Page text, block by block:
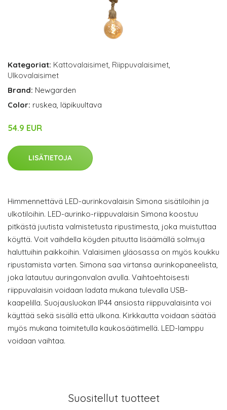
Kategoriat: Kattovalaisimet, Riippuvalaisimet,
Ulkovalaisimet
Brand: Newgarden
Color: ruskea, läpikuultava
54.9 EUR
LISÄTIETOJA
Himmennettävä LED-aurinkovalaisin Simona sisätiloihin ja
ulkotiloihin. LED-aurinko-riippuvalaisin Simona koostuu
pitkästä juutista valmistetusta ripustimesta, joka muistuttaa
köyttä. Voit vaihdella köyden pituutta lisäämällä solmuja
haluttuihin paikkoihin. Valaisimen yläosassa on myös koukku
ripustamista varten. Simona saa virtansa aurinkopaneelista,
joka latautuu auringonvalon avulla. Vaihtoehtoisesti
riippuvalaisin voidaan ladata mukana tulevalla USB-
kaapelilla. Suojausluokan IP44 ansiosta riippuvalaisinta voi
käyttää sekä sisällä että ulkona. Kirkkautta voidaan säätää
myös mukana toimitetulla kaukosäätimellä. LED-lamppu
voidaan vaihtaa.
Suositellut tuotteet